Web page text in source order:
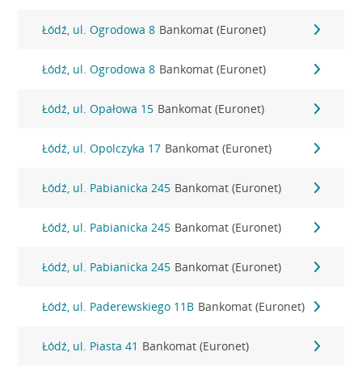
Łódź, ul. Ogrodowa 8 Bankomat (Euronet)
Łódź, ul. Ogrodowa 8 Bankomat (Euronet)
Łódź, ul. Opałowa 15 Bankomat (Euronet)
Łódź, ul. Opolczyka 17 Bankomat (Euronet)
Łódź, ul. Pabianicka 245 Bankomat (Euronet)
Łódź, ul. Pabianicka 245 Bankomat (Euronet)
Łódź, ul. Pabianicka 245 Bankomat (Euronet)
Łódź, ul. Paderewskiego 11B Bankomat (Euronet)
Łódź, ul. Piasta 41 Bankomat (Euronet)